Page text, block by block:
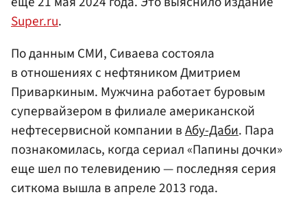
Super.ru.
По данным СМИ, Сиваева состояла
в отношениях с нефтяником Дмитрием
Приваркиным. Мужчина работает буровым
супервайзером в филиале американской
нефтесервисной компании вАбу-Даби. Пара
познакомилась, когда сериал «Папины дочки»
еще шел по телевидению — последняя серия
ситкома вышла в апреле 2013 года.